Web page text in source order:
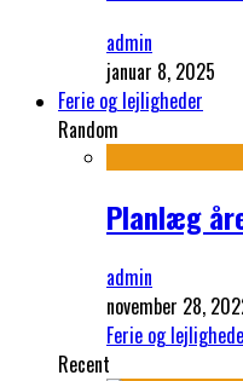
admin
januar 8, 2025
Ferie og lejligheder
Random
Planlæg
admin
november 28,
Ferie og
Recent